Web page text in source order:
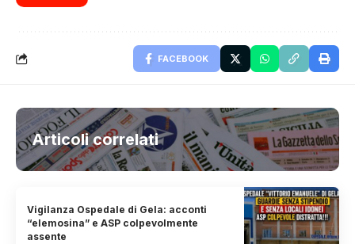
FACEBOOK
Articoli correlati
Vigilanza Ospedale di Gela: acconti
“elemosina” e ASP colpevolmente
assente